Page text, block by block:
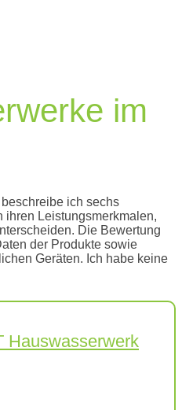
im
ich sechs
ihren Leistungsmerkmalen,
Die Bewertung
der Produkte sowie
Geräten. Ich habe keine
Hauswasserwerk